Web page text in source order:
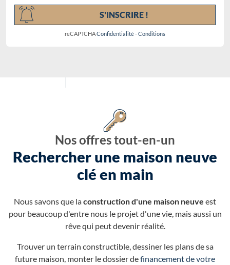
S'INSCRIRE !
reCAPTCHAConfidentialité-Conditions
Nos offres tout-en-un
Rechercher une maison neuve
clé en main
Nous savons que laconstruction d'une maison neuve est
pour beaucoup d'entre nous le projet d'une vie, mais aussi un
rêve qui peut devenir réalité.
Trouver un terrain constructible, dessiner les plans de sa
future maison, monter le dossier definancement de votre